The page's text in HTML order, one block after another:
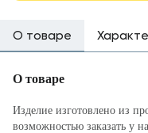
О товаре
О товаре
Изделие изготовлено из
возможностью заказать у